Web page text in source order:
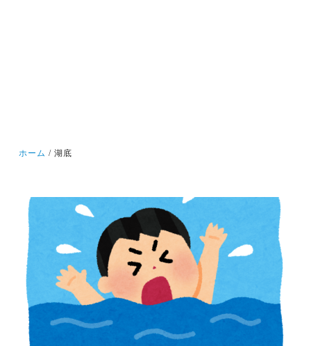
ホーム 湖底